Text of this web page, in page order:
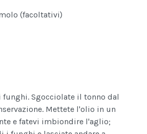
(facoltativi)
funghi. Sgocciolate il tonno dal
Mettete l'olio in un
e fatevi imbiondire l'aglio;